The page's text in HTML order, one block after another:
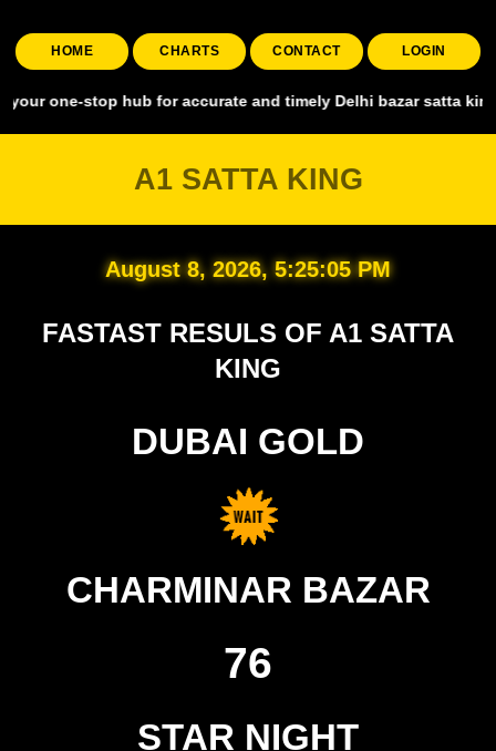
HOME CHARTS CONTACT LOGIN
stop hub for accurate and timely Delhi bazar satta king,
A1 SATTA KING
August 8, 2026, 5:25:05 PM
FASTAST RESULS OF A1 SATTA
KING
DUBAI GOLD
CHARMINAR BAZAR
76
STAR NIGHT